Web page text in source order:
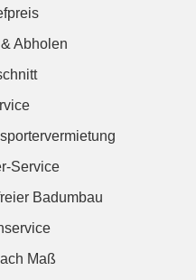
Abholen
Service
Badumbau
Maß